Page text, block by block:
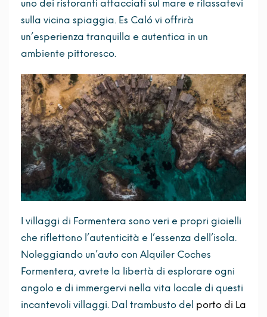
uno dei ristoranti affacciati sul mare e rilassatevi
sulla vicina spiaggia. Es Caló vi offrirà
un’esperienza tranquilla e autentica in un
ambiente pittoresco.
I villaggi di Formentera sono veri e propri gioielli
che riflettono l’autenticità e l’essenza dell’isola.
Noleggiando un’auto con Alquiler Coches
Formentera, avrete la libertà di esplorare ogni
angolo e di immergervi nella vita locale di questi
incantevoli villaggi. Dal trambusto del porto di La